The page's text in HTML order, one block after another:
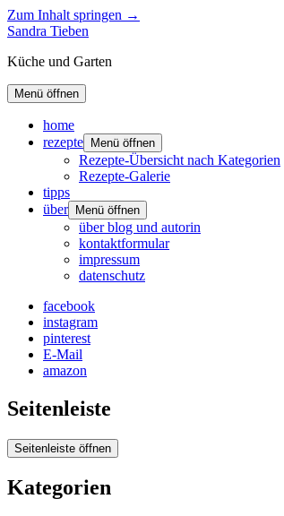
Zum Inhalt springen →
Sandra Tieben
Küche und Garten
Menü öffnen
home
rezepte
Menü öffnen
Rezepte-Übersicht nach Kategorien
Rezepte-Galerie
tipps
über
Menü öffnen
über blog und autorin
kontaktformular
impressum
datenschutz
facebook
instagram
pinterest
E-Mail
amazon
Seitenleiste
Seitenleiste öffnen
Kategorien